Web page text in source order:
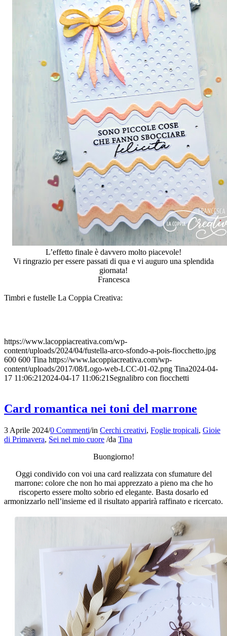
L’effetto finale è davvero molto piacevole!
Vi ringrazio per essere passati di qua e vi auguro una splendida
giornata!
Francesca
Timbri e fustelle La Coppia Creativa:
https://www.lacoppiacreativa.com/wp-
content/uploads/2024/04/fustella-arco-sfondo-a-pois-fiocchetto.jpg
600 600 Tina https://www.lacoppiacreativa.com/wp-
content/uploads/2017/08/Logo-web-LCC-01-02.png Tina2024-04-
17 11:06:21 2024-04-17 11:06:21 Segnalibro con fiocchetti
Card romantica nei toni del marrone
3 Aprile 2024/0 Commenti/in Cerchi creativi, Foglie tropicali, Gioie
di Primavera, Sei nel mio cuore /da Tina
Buongiorno!
Oggi condivido con voi una card realizzata con sfumature del
marrone: colore che non ho mai apprezzato a pieno ma che ho
riscoperto essere molto sobrio ed elegante. Basta dosarlo ed
armonizzarlo nell’insieme ed il risultato apparirà raffinato e ricercato.